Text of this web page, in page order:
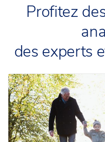
Profitez
des experts